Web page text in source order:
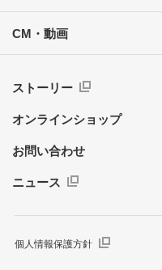
CM・動画
ストーリー
オンラインショップ
お問い合わせ
ニュース
個人情報保護方針